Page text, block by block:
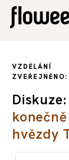
VZDĚLÁNÍ
Diskuze:
hvězdy